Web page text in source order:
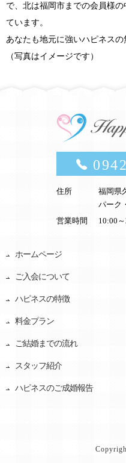
で、北は福岡市までの会員様
ています。
あなたも地元に強いハピネスの
（写真はイメージです）
住所
福岡県
パーク
営業時間
10:00
ホームページ
ご入会について
ハピネスの特徴
料金プラン
ご結婚までの流れ
スタッフ紹介
ハピネスのご成婚報告